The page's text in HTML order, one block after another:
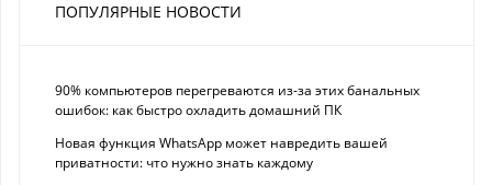
ПОПУЛЯРНЫЕ НОВОСТИ
90% компьютеров перегреваются из-за этих банальных
ошибок: как быстро охладить домашний ПК
Новая функция WhatsApp может навредить вашей
приватности: что нужно знать каждому